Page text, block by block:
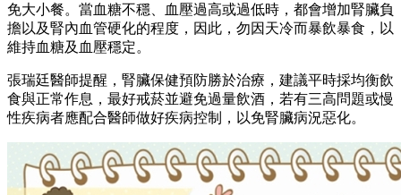
免大小餐。當血糖不穩、血壓過高或過低時，都會增加腎臟負
擔以及腎內血管硬化的程度，因此，勿因天冷而暴飲暴食，以
維持血糖及血壓穩定。
張瑞廷醫師提醒，腎臟保健預防勝於治療，建議平時採均衡飲
食與正常作息，最好戒菸並避免過量飲酒，若有三高問題或慢
性疾病者應配合醫師做好疾病控制，以免腎臟病況惡化。